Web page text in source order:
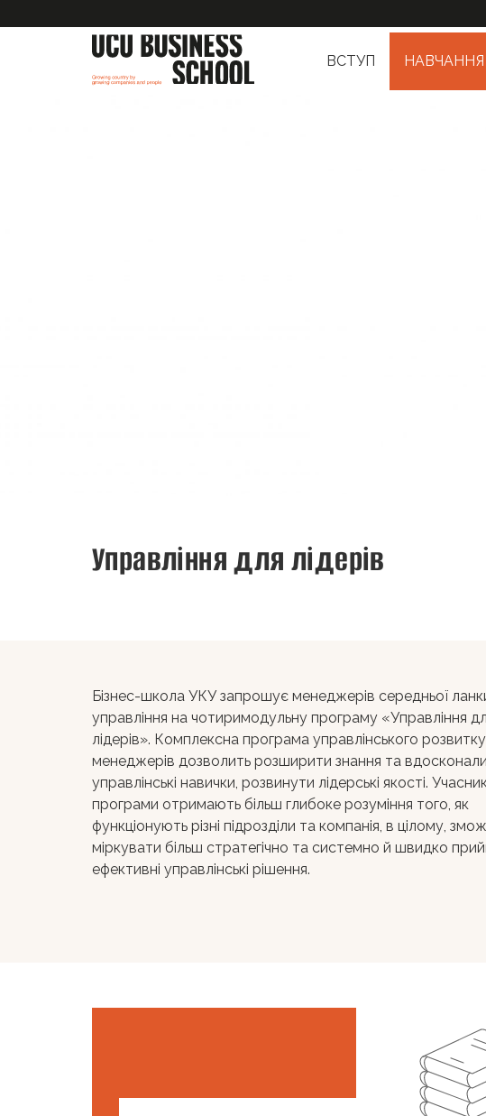
ВСТУП НАВЧАННЯ
Управління для лідерів
Бізнес-школа УКУ запрошує менеджерів середньої
управління на чотиримодульну програму «Управління
лідерів». Комплексна програма управлінського
менеджерів дозволить розширити знання та
управлінські навички, розвинути лідерські якості.
програми отримають більш глибоке розуміння того, як
функціонують різні підрозділи та компанія, в цілому,
міркувати більш стратегічно та системно й швидко
ефективні управлінські рішення.